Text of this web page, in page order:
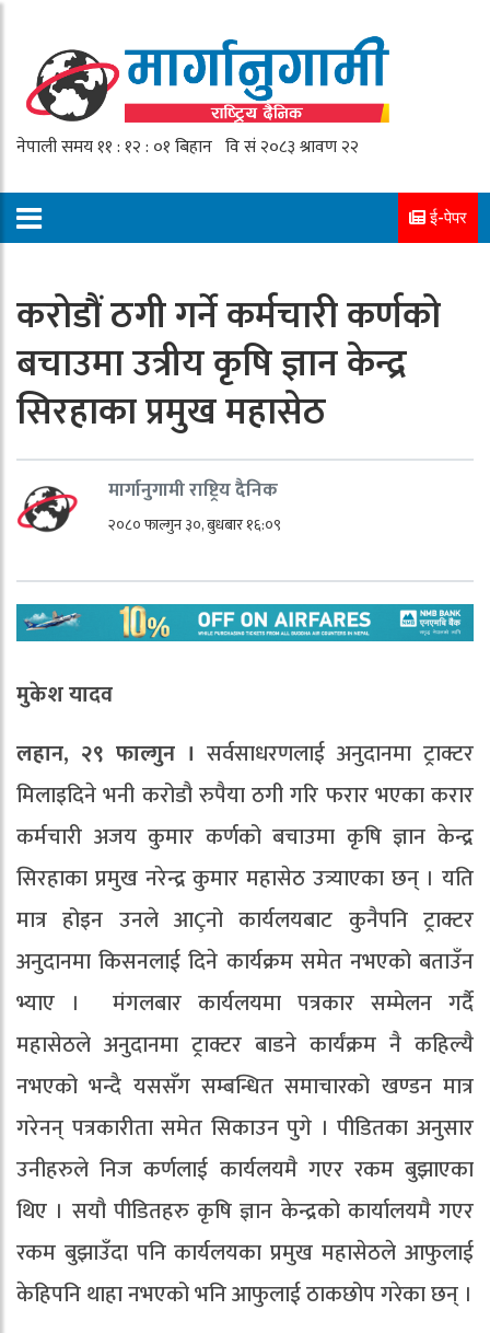
ई-पेपर
करोडौं ठगी गर्ने कर्मचारी कर्णको
बचाउमा उत्रीय कृषि ज्ञान केन्द्र
सिरहाका प्रमुख महासेठ
मार्गानुगामी राष्ट्रिय दैनिक
२०८० फाल्गुन ३०, बुधबार १६:०९
मुकेश यादव
लहान, २९ फाल्गुन । सर्वसाधरणलाई अनुदानमा ट्राक्टर
मिलाइदिने भनी करोडौ रुपैया ठगी गरि फरार भएका करार
कर्मचारी अजय कुमार कर्णको बचाउमा कृषि ज्ञान केन्द्र
सिरहाका प्रमुख नरेन्द्र कुमार महासेठ उत्र्याएका छन् । यति
मात्र होइन उनले आÇनो कार्यलयबाट कुनैपनि ट्राक्टर
अनुदानमा किसनलाई दिने कार्यक्रम समेत नभएको बताउँन
भ्याए । मंगलबार कार्यलयमा पत्रकार सम्मेलन गर्दै
महासेठले अनुदानमा ट्राक्टर बाडने कार्यंक्रम नै कहिल्यै
नभएको भन्दै यससँग सम्बन्धित समाचारको खण्डन मात्र
गरेनन् पत्रकारीता समेत सिकाउन पुगे । पीडितका अनुसार
उनीहरुले निज कर्णलाई कार्यलयमै गएर रकम बुझाएका
थिए । सयौ पीडितहरु कृषि ज्ञान केन्द्रको कार्यालयमै गएर
रकम बुझाउँदा पनि कार्यलयका प्रमुख महासेठले आफुलाई
केहिपनि थाहा नभएको भनि आफुलाई ठाकछोप गरेका छन् ।